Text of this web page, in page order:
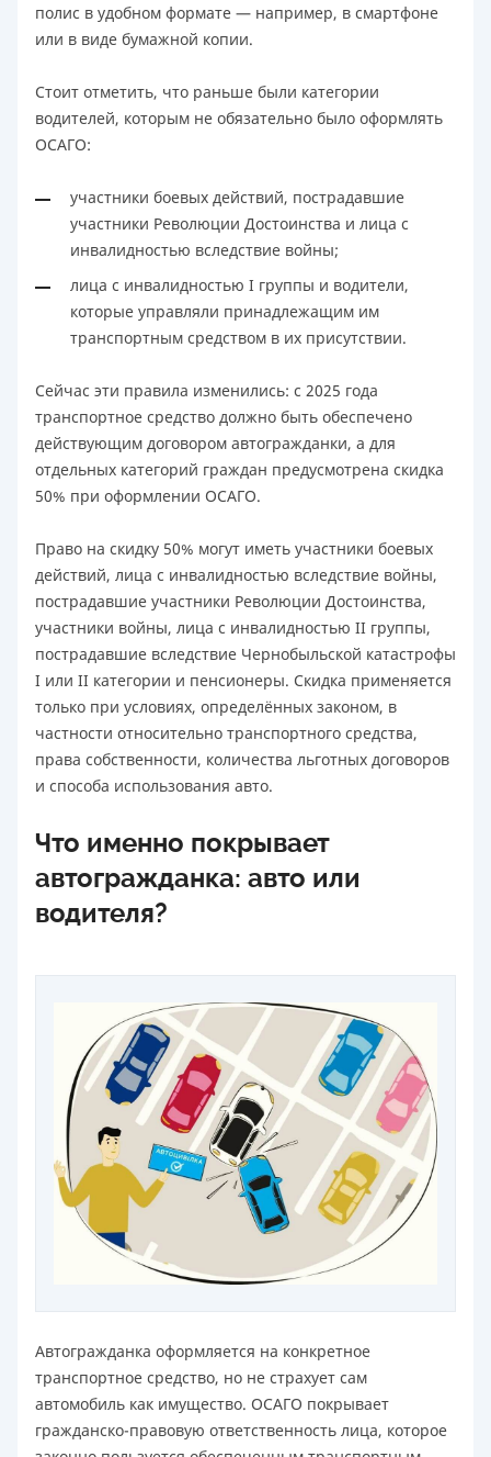
полис в удобном формате — например, в смартфоне
или в виде бумажной копии.
Стоит отметить, что раньше были категории
водителей, которым не обязательно было оформлять
ОСАГО:
участники боевых действий, пострадавшие
участники Революции Достоинства и лица с
инвалидностью вследствие войны;
лица с инвалидностью I группы и водители,
которые управляли принадлежащим им
транспортным средством в их присутствии.
Сейчас эти правила изменились: с 2025 года
транспортное средство должно быть обеспечено
действующим договором автогражданки, а для
отдельных категорий граждан предусмотрена скидка
50% при оформлении ОСАГО.
Право на скидку 50% могут иметь участники боевых
действий, лица с инвалидностью вследствие войны,
пострадавшие участники Революции Достоинства,
участники войны, лица с инвалидностью II группы,
пострадавшие вследствие Чернобыльской катастрофы
I или II категории и пенсионеры. Скидка применяется
только при условиях, определённых законом, в
частности относительно транспортного средства,
права собственности, количества льготных договоров
и способа использования авто.
Что именно покрывает
автогражданка: авто или
водителя?
Автогражданка оформляется на конкретное
транспортное средство, но не страхует сам
автомобиль как имущество. ОСАГО покрывает
гражданско-правовую ответственность лица, которое